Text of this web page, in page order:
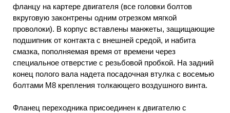
фланцу на картере двигателя (все головки болтов
вкруговую законтрены одним отрезком мягкой
проволоки). В корпус вставлены манжеты, защищающие
подшипник от контакта с внешней средой, и набита
смазка, пополняемая время от времени через
специальное отверстие с резьбовой пробкой. На задний
конец полого вала надета посадочная втулка с восемью
болтами М8 крепления толкающего воздушного винта.
Фланец переходника присоединен к двигателю с